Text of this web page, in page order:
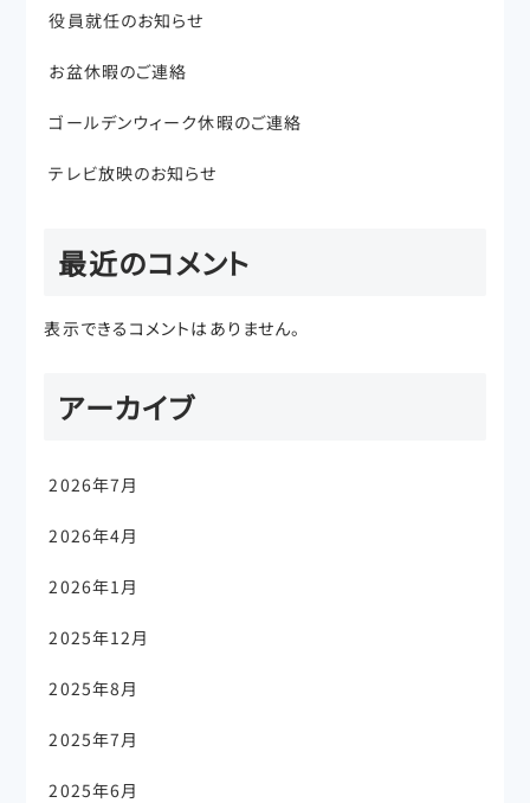
役員就任のお知らせ
お盆休暇のご連絡
ゴールデンウィーク休暇のご連絡
テレビ放映のお知らせ
最近のコメント
表示できるコメントはありません。
アーカイブ
2026年7月
2026年4月
2026年1月
2025年12月
2025年8月
2025年7月
2025年6月